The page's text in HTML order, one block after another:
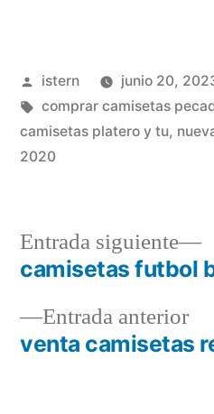
Publicado
por
istern junio 20,
Etiquetas:
comprar camisetas
camisetas platero y tu,
2020
Navegación
deEntrada anterior
venta camisetas
Entrada siguiente
camisetas futbol